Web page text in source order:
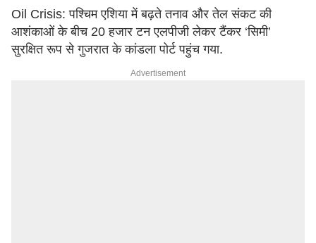
Oil Crisis: पश्चिम एशिया में बढ़ते तनाव और तेल संकट की
आशंकाओं के बीच 20 हजार टन एलपीजी लेकर टैंकर ‘सिमी’
सुरक्षित रूप से गुजरात के कांडला पोर्ट पहुंच गया.
Advertisement